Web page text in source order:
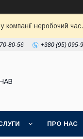
компанії неробочий
80-56 +380 (95) 095-
ПРО НАС